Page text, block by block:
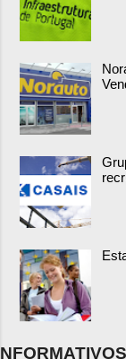
NFORMATIVOS